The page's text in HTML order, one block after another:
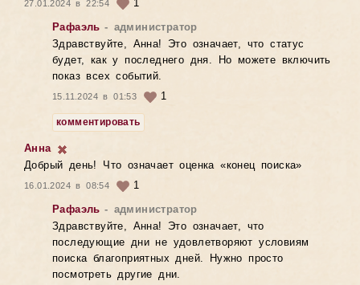
27.01.2024 в 22:54
1
Рафаэль - администратор
Здравствуйте, Анна! Это означает, что статус
будет, как у последнего дня. Но можете включить
показ всех событий.
15.11.2024 в 01:53 1
комментировать
Анна
Добрый день! Что означает оценка «конец поиска»
16.01.2024 в 08:54
1
Рафаэль - администратор
Здравствуйте, Анна! Это означает, что
последующие дни не удовлетворяют условиям
поиска благоприятных дней. Нужно просто
посмотреть другие дни.